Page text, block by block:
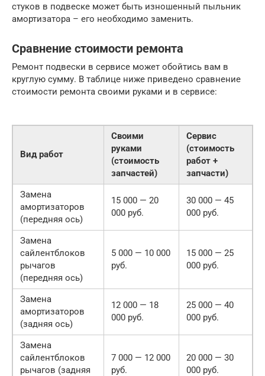
стуков в подвеске может быть изношенный пыльник
амортизатора – его необходимо заменить.
Сравнение стоимости ремонта
Ремонт подвески в сервисе может обойтись вам в
круглую сумму. В таблице ниже приведено сравнение
стоимости ремонта своими руками и в сервисе:
Вид работ
Своими
руками
(стоимость
запчастей)
Сервис
(стоимость
работ +
запчасти)
Замена
амортизаторов
(передняя ось)
15 000 — 20
000 руб.
30 000 — 45
000 руб.
Замена
сайлентблоков
рычагов
(передняя ось)
5 000 — 10 000
руб.
15 000 — 25
000 руб.
Замена
амортизаторов
(задняя ось)
12 000 — 18
000 руб.
25 000 — 40
000 руб.
Замена
сайлентблоков
рычагов (задняя
7 000 — 12 000
руб.
20 000 — 30
000 руб.